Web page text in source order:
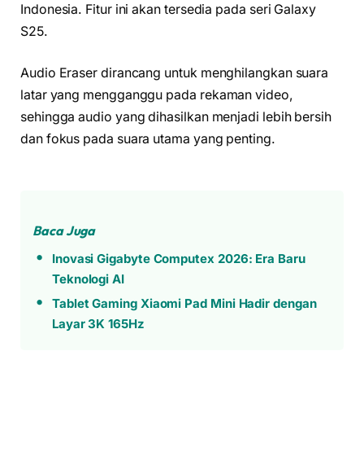
Indonesia. Fitur ini akan tersedia pada seri Galaxy
S25.
Audio Eraser dirancang untuk menghilangkan suara
latar yang mengganggu pada rekaman video,
sehingga audio yang dihasilkan menjadi lebih bersih
dan fokus pada suara utama yang penting.
Baca Juga
Inovasi Gigabyte Computex 2026: Era Baru
Teknologi AI
Tablet Gaming Xiaomi Pad Mini Hadir dengan
Layar 3K 165Hz